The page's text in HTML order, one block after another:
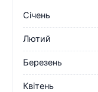
Січень
Лютий
Березень
Квітень